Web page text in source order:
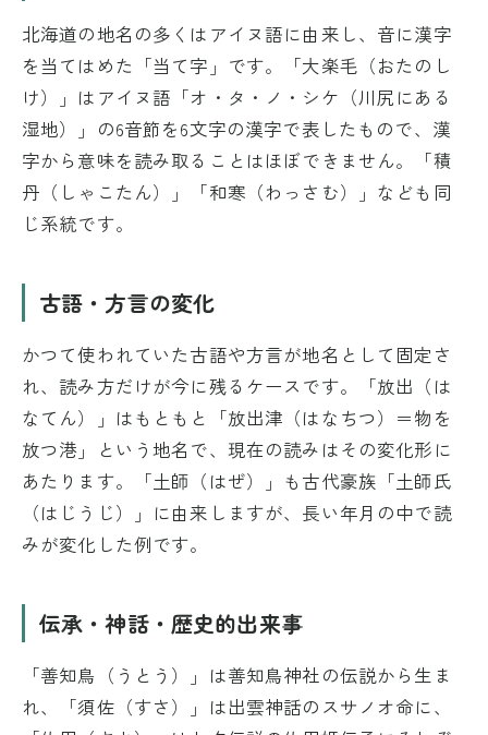
北海道の地名の多くはアイヌ語に由来し、音に漢字
を当てはめた「当て字」です。「大楽毛（おたのし
け）」はアイヌ語「オ・タ・ノ・シケ（川尻にある
湿地）」の6音節を6文字の漢字で表したもので、漢
字から意味を読み取ることはほぼできません。「積
丹（しゃこたん）」「和寒（わっさむ）」なども同
じ系統です。
古語・方言の変化
かつて使われていた古語や方言が地名として固定さ
れ、読み方だけが今に残るケースです。「放出（は
なてん）」はもともと「放出津（はなちつ）＝物を
放つ港」という地名で、現在の読みはその変化形に
あたります。「土師（はぜ）」も古代豪族「土師氏
（はじうじ）」に由来しますが、長い年月の中で読
みが変化した例です。
伝承・神話・歴史的出来事
「善知鳥（うとう）」は善知鳥神社の伝説から生ま
れ、「須佐（すさ）」は出雲神話のスサノオ命に、